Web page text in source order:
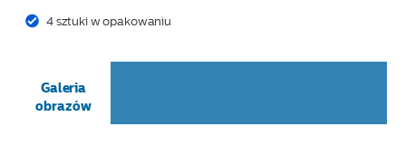
4 sztuki w opakowaniu
Galeria
obrazów